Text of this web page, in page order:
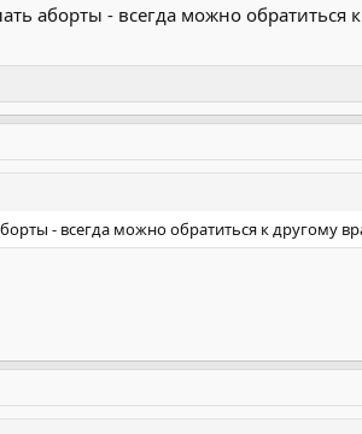
аборты - всегда можно обратиться
- всегда можно обратиться к другому